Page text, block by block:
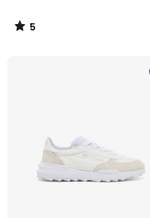
169,36
€. 5
/